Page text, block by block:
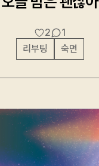
2
1
리부팅
숙면